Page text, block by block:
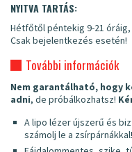
NYITVA TARTÁS:
Hétfőtől péntekig 9-21
Csak bejelentkezés esetén!
További információk
Nem garantálható, hogy
adni, de próbálkozhatsz!
A lipo lézer újszerű és
számolj le a zsírpárnákkal!